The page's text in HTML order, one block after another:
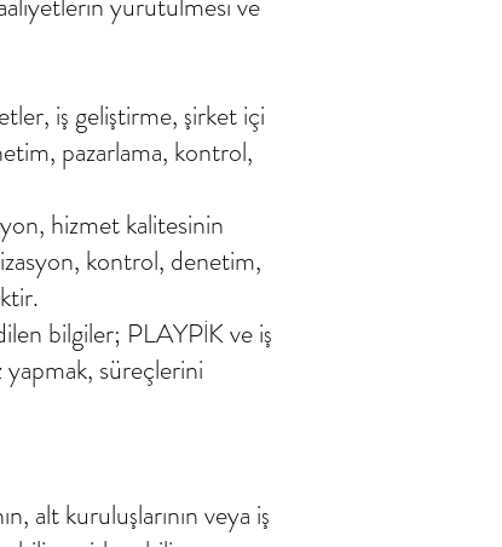
iş geliştirme, şirket içi
pazarlama, kontrol,
hizmet kalitesinin
kontrol, denetim,
bilgiler; PLAYPİK ve iş
yapmak, süreçlerini
alt kuruluşlarının veya iş